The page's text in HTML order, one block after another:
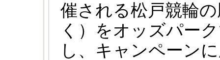
催される松戸競輪
く）をオッズパー
し、キャンペーン